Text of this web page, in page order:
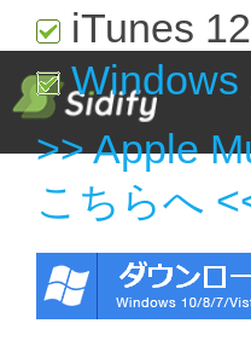
iTunes
Windows
>> Apple
こちらへ